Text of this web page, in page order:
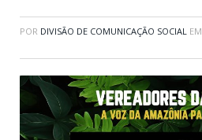
POR DIVISÃO DE COMUNICAÇÃO SOCIAL EM